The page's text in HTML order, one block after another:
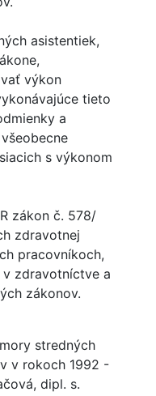
asistentiek,
výkon
tieto
a
s výkonom
zákon č. 578/
zdravotnej
pracovníkoch,
zdravotníctve a
zákonov.
stredných
v rokoch 1992 -
dipl. s.